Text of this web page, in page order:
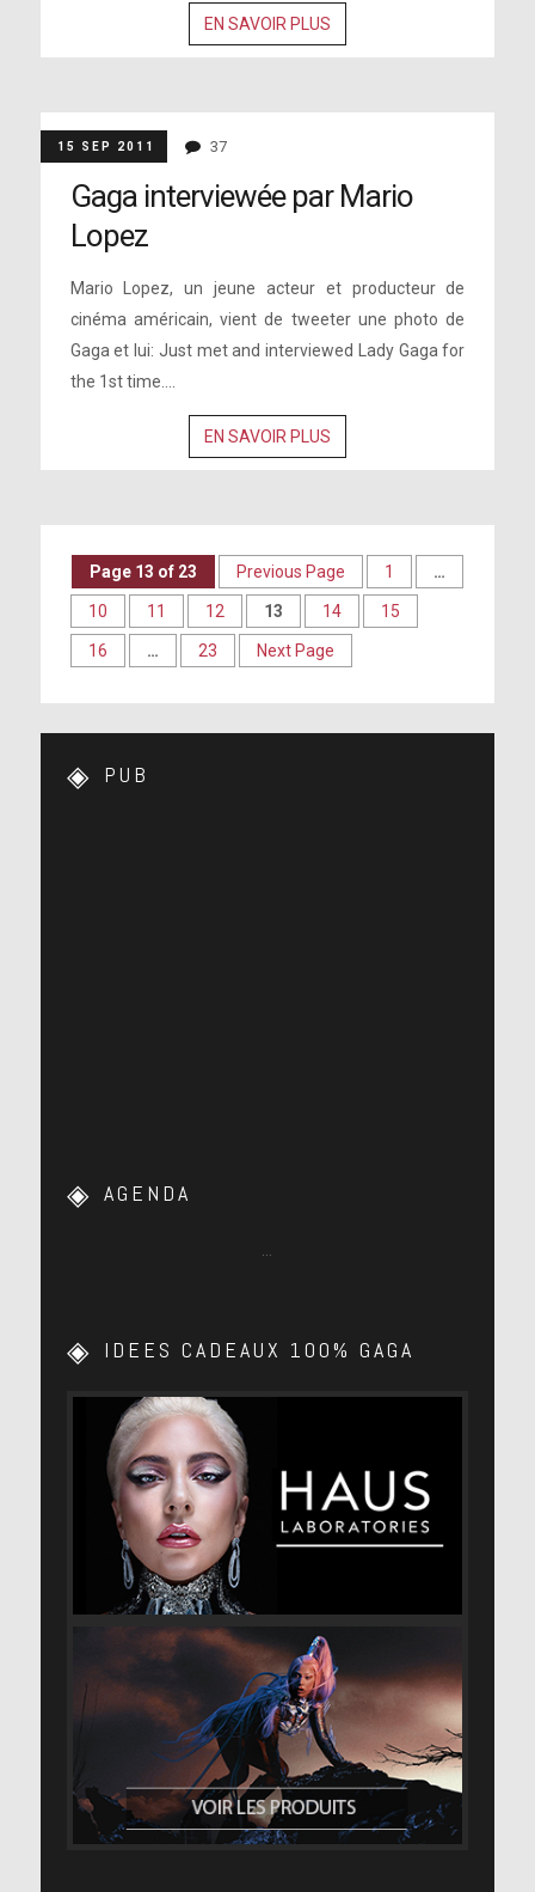
EN SAVOIR PLUS
15 SEP 2011 37
Gaga interviewée par Mario
Lopez
Mario Lopez, un jeune acteur et producteur de
cinéma américain, vient de tweeter une photo de
Gaga et lui: Just met and interviewed Lady Gaga for
the 1st time....
EN SAVOIR PLUS
Page 13 of 23 Previous Page 1 …
10 11 12 13 14 15
16 … 23 Next Page
PUB
AGENDA
IDEES CADEAUX 100% GAGA